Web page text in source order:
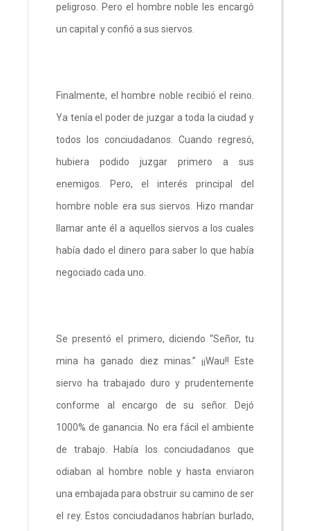
peligroso. Pero el hombre noble les encargó
un capital y confió a sus siervos.
Finalmente, el hombre noble recibió el reino.
Ya tenía el poder de juzgar a toda la ciudad y
todos los conciudadanos. Cuando regresó,
hubiera podido juzgar primero a sus
enemigos. Pero, el interés principal del
hombre noble era sus siervos. Hizo mandar
llamar ante él a aquellos siervos a los cuales
había dado el dinero para saber lo que había
negociado cada uno.
Se presentó el primero, diciendo “Señor, tu
mina ha ganado diez minas.” ¡¡Wau!! Este
siervo ha trabajado duro y prudentemente
conforme al encargo de su señor. Dejó
1000% de ganancia. No era fácil el ambiente
de trabajo. Había los conciudadanos que
odiaban al hombre noble y hasta enviaron
una embajada para obstruir su camino de ser
el rey. Estos conciudadanos habrían burlado,